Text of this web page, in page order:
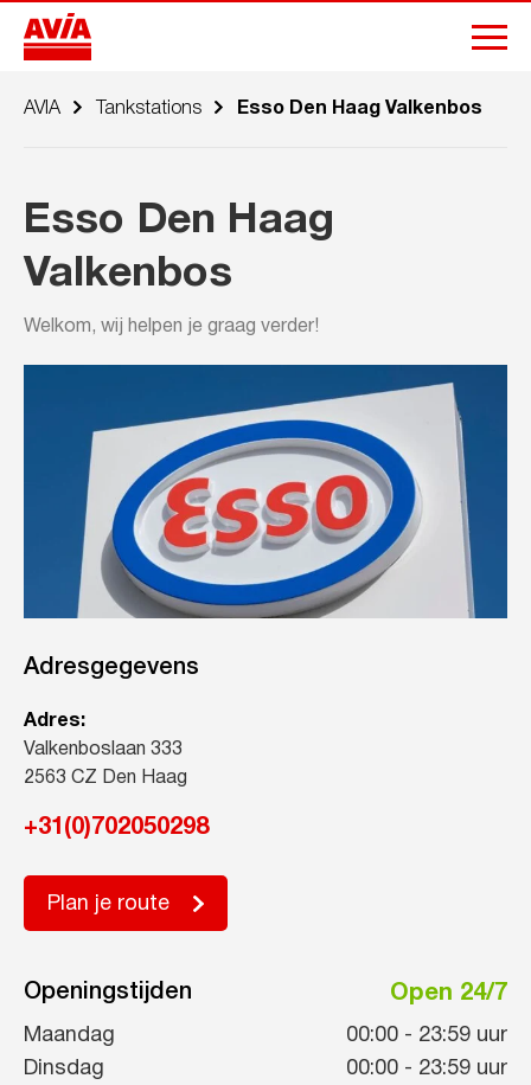
AVIA Tankstations Esso Den Haag Valkenbos
Esso Den Haag
Valkenbos
Welkom, wij helpen je graag verder!
Adresgegevens
Adres:
Valkenboslaan 333
2563 CZ Den Haag
+31(0)702050298
Plan je route
Openingstijden Open 24/7
Maandag 00:00 - 23:59 uur
Dinsdag
00:00 - 23:59 uur